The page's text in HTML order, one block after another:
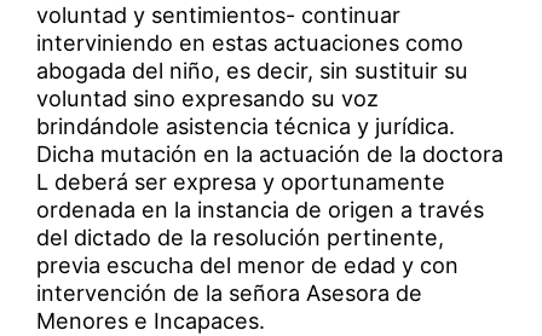
voluntad y sentimientos- continuar
interviniendo en estas actuaciones como
abogada del niño, es decir, sin sustituir su
voluntad sino expresando su voz
brindándole asistencia técnica y jurídica.
Dicha mutación en la actuación de la doctora
L deberá ser expresa y oportunamente
ordenada en la instancia de origen a través
del dictado de la resolución pertinente,
previa escucha del menor de edad y con
intervención de la señora Asesora de
Menores e Incapaces.